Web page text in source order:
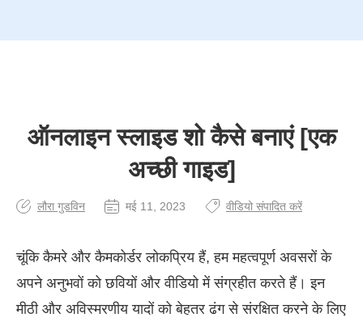
ऑनलाइन स्लाइड शो कैसे बनाएं [एक
अच्छी गाइड]
लौरा गुडविन मई 11, 2023 वीडियो संपादित करें
चूंकि कैमरे और कैमकोर्डर लोकप्रिय हैं, हम महत्वपूर्ण अवसरों के
अपने अनुभवों को छवियों और वीडियो में संग्रहीत करते हैं। इन
मीठी और अविस्मरणीय यादों को बेहतर ढंग से संरक्षित करने के लिए